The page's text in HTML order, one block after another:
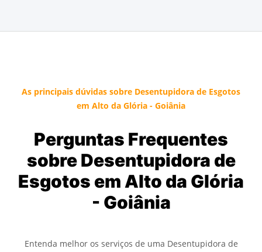
As principais dúvidas sobre Desentupidora de Esgotos
em Alto da Glória - Goiânia
Perguntas Frequentes
sobre Desentupidora de
Esgotos em Alto da Glória
- Goiânia
Entenda melhor os serviços de uma Desentupidora de